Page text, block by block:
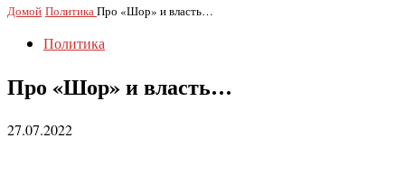
Домой ПолитикаПро «Шор» и власть…
Политика
Про «Шор» и власть…
27.07.2022